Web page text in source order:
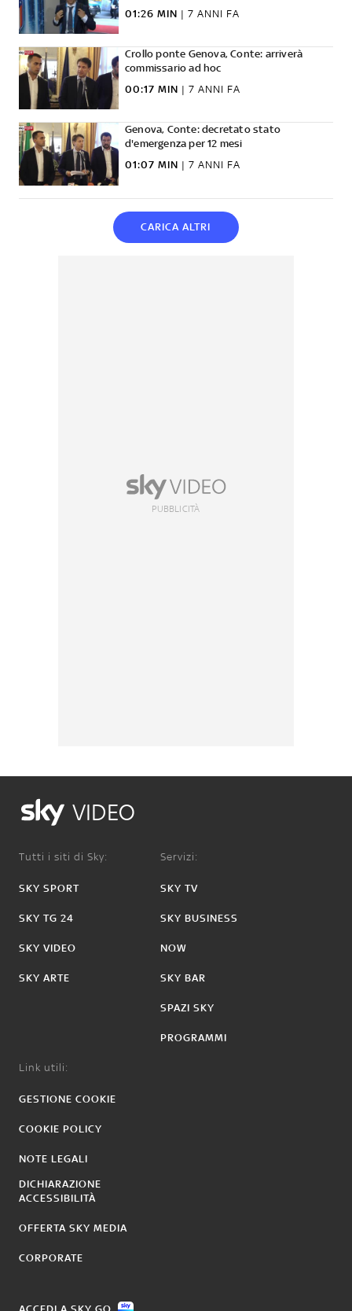
01:26 MIN | 7 ANNI FA
Crollo ponte Genova, Conte: arriverà
commissario ad hoc
00:17 MIN | 7 ANNI FA
Genova, Conte: decretato stato
d'emergenza per 12 mesi
01:07 MIN | 7 ANNI FA
CARICA ALTRI
PUBBLICITÀ
VIDEO
Tutti i siti di Sky:
SKY SPORT
SKY TG 24
SKY VIDEO
SKY ARTE
Servizi:
SKY TV
SKY BUSINESS
NOW
SKY BAR
SPAZI SKY
PROGRAMMI
Link utili:
GESTIONE COOKIE
COOKIE POLICY
NOTE LEGALI
DICHIARAZIONE
ACCESSIBILITÀ
OFFERTA SKY MEDIA
CORPORATE